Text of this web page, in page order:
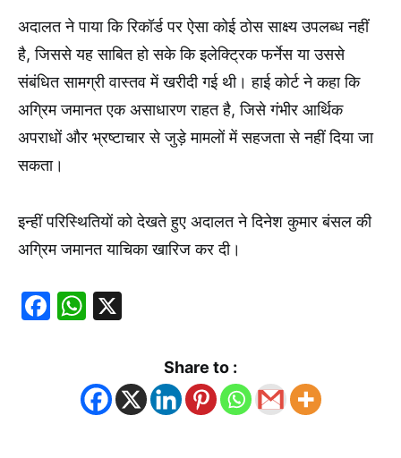
अदालत ने पाया कि रिकॉर्ड पर ऐसा कोई ठोस साक्ष्य उपलब्ध नहीं
है, जिससे यह साबित हो सके कि इलेक्ट्रिक फर्नेस या उससे
संबंधित सामग्री वास्तव में खरीदी गई थी। हाई कोर्ट ने कहा कि
अग्रिम जमानत एक असाधारण राहत है, जिसे गंभीर आर्थिक
अपराधों और भ्रष्टाचार से जुड़े मामलों में सहजता से नहीं दिया जा
सकता।
इन्हीं परिस्थितियों को देखते हुए अदालत ने दिनेश कुमार बंसल की
अग्रिम जमानत याचिका खारिज कर दी।
Facebook
WhatsApp
Share to :